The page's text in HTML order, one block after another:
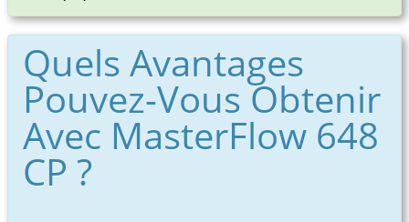
Quels Avantages
Pouvez-Vous Obtenir
Avec MasterFlow 648
CP ?